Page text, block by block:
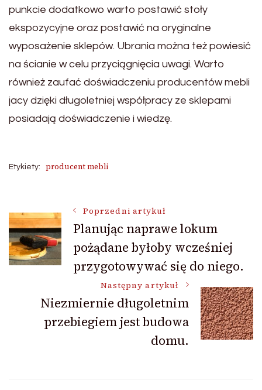
punkcie dodatkowo warto postawić stoły
ekspozycyjne oraz postawić na oryginalne
wyposażenie sklepów. Ubrania można też powiesić
na ścianie w celu przyciągnięcia uwagi. Warto
również zaufać doświadczeniu producentów mebli
jacy dzięki długoletniej współpracy ze sklepami
posiadają doświadczenie i wiedzę.
Etykiety: producent mebli
Nawigacja
wpisu
Poprzedni artykuł
Planując naprawe lokum
pożądane byłoby wcześniej
przygotowywać się do niego.
Następny artykuł
Niezmiernie długoletnim
przebiegiem jest budowa
domu.